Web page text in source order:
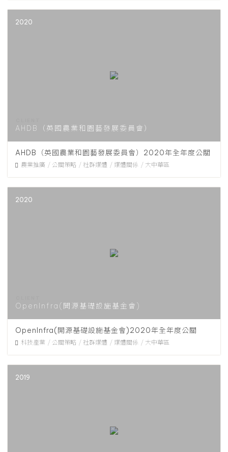
2020
AHDB（英國農業和園藝發展委員會）
AHDB（英國農業和園藝發展委員會）2020年全年度公關
農業推廣 公關策略 社群媒體 媒體關係 大中華區
2020
OpenInfra(開源基礎設施基金會)
OpenInfra(開源基礎設施基金會)2020年全年度公關
科技產業 公關策略 社群媒體 媒體關係 大中華區
2019